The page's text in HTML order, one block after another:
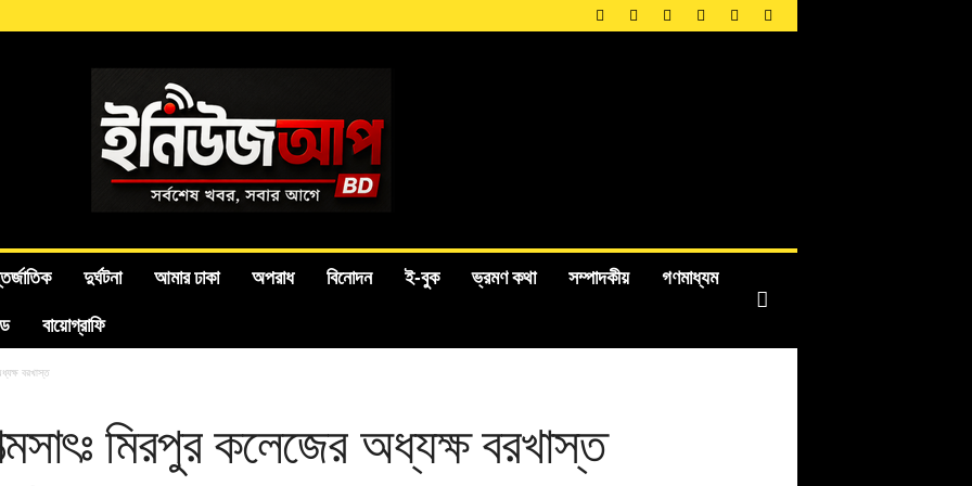
দুর্ঘটনা আমার ঢাকা অপরাধ বিনোদন ই-বুক ভ্রমণ কথা সম্পাদকীয়
গণমাধ্যম
বায়োগ্রাফি
বরখাস্ত
মিরপুর কলেজের অধ্যক্ষ বরখাস্ত